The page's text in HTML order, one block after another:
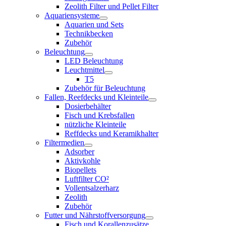
Zeolith Filter und Pellet Filter
Aquariensysteme
Aquarien und Sets
Technikbecken
Zubehör
Beleuchtung
LED Beleuchtung
Leuchtmittel
T5
Zubehör für Beleuchtung
Fallen, Reefdecks und Kleinteile
Dosierbehälter
Fisch und Krebsfallen
nützliche Kleinteile
Reffdecks und Keramikhalter
Filtermedien
Adsorber
Aktivkohle
Biopellets
Luftfilter CO²
Vollentsalzerharz
Zeolith
Zubehör
Futter und Nährstoffversorgung
Fisch und Korallenzusätze